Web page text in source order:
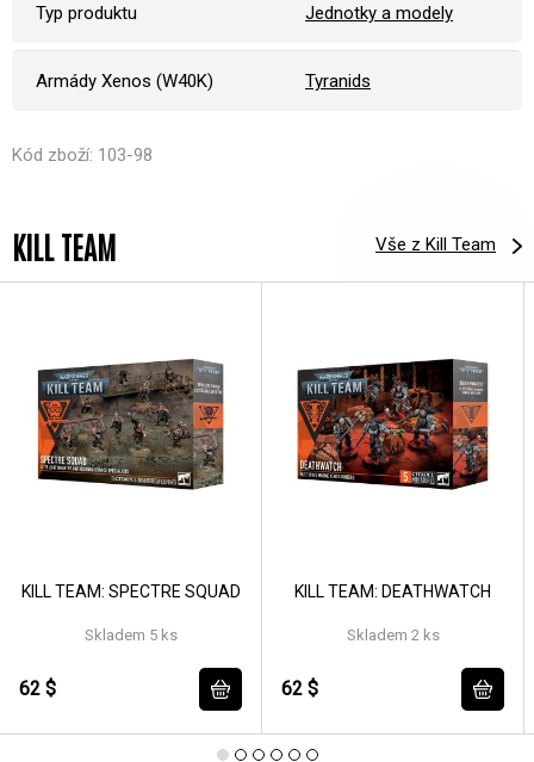
Typ produktu Jednotky a modely
Armády Xenos (W40K) Tyranids
Kód zboží: 103-98
KILL TEAM Vše z Kill Team
KILL TEAM: SPECTRE SQUAD
Skladem 5 ks
62 $
KILL TEAM: DEATHWATCH
Skladem 2 ks
62 $